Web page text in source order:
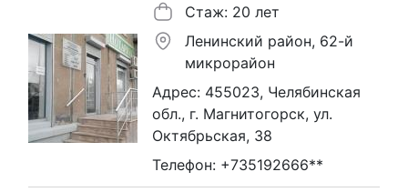
Стаж: 20 лет
Ленинский район, 62-й
микрорайон
Адрес: 455023, Челябинская
обл., г. Магнитогорск, ул.
Октябрьская, 38
Телефон: +735192666**